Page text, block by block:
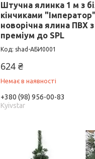
Штучна ялинка 1 м з
кінчиками
новорічна ялина ПВХ з
преміум до SPL
shad-АБИ0001
624 ₴
Немає в наявності
+380 (98) 956-00-83
Kyivstar